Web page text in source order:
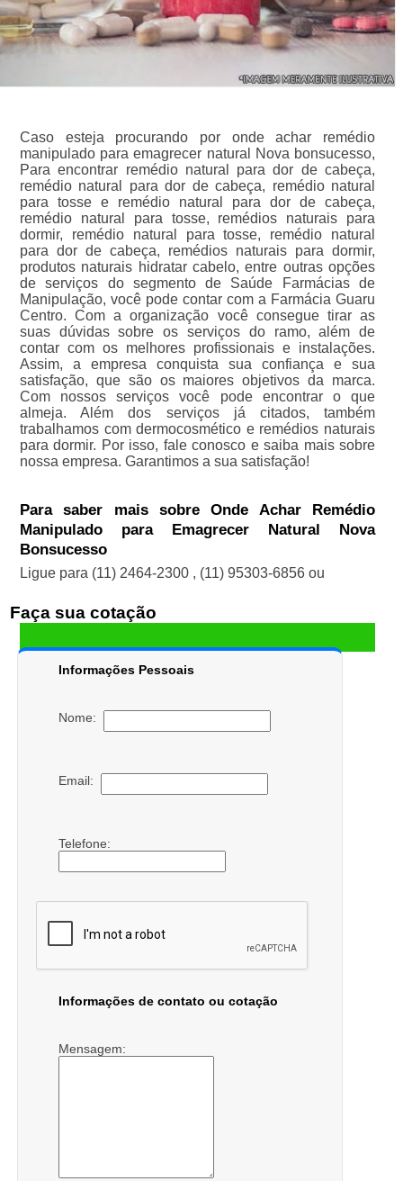
Caso esteja procurando por onde achar remédio
manipulado para emagrecer natural Nova bonsucesso,
Para encontrar remédio natural para dor de cabeça,
remédio natural para dor de cabeça, remédio natural
para tosse e remédio natural para dor de cabeça,
remédio natural para tosse, remédios naturais para
dormir, remédio natural para tosse, remédio natural
para dor de cabeça, remédios naturais para dormir,
produtos naturais hidratar cabelo, entre outras opções
de serviços do segmento de Saúde Farmácias de
Manipulação, você pode contar com a Farmácia Guaru
Centro. Com a organização você consegue tirar as
suas dúvidas sobre os serviços do ramo, além de
contar com os melhores profissionais e instalações.
Assim, a empresa conquista sua confiança e sua
satisfação, que são os maiores objetivos da marca.
Com nossos serviços você pode encontrar o que
almeja. Além dos serviços já citados, também
trabalhamos com dermocosmético e remédios naturais
para dormir. Por isso, fale conosco e saiba mais sobre
nossa empresa. Garantimos a sua satisfação!
Para saber mais sobre Onde Achar Remédio
Manipulado para Emagrecer Natural Nova
Bonsucesso
Ligue para (11) 2464-2300 , (11) 95303-6856 ou
Faça sua cotação
Informações Pessoais
Nome:
Email:
Telefone:
Informações de contato ou cotação
Mensagem: